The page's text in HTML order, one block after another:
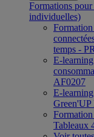
Formations pour
individuelles)
temps -
E-
AF0207
E-
Tableaux